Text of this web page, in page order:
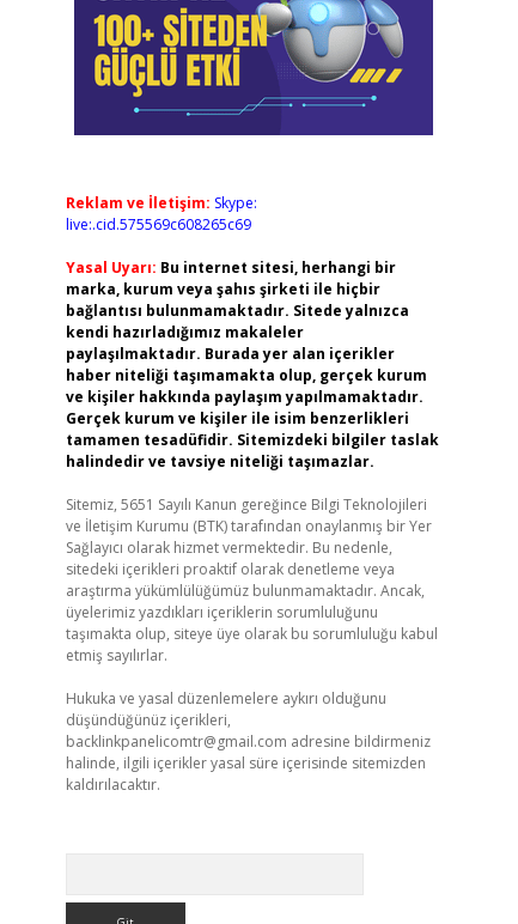
Reklam ve İletişim: Skype:
live:.cid.575569c608265c69
Yasal Uyarı: Bu internet sitesi, herhangi bir
marka, kurum veya şahıs şirketi ile hiçbir
bağlantısı bulunmamaktadır. Sitede yalnızca
kendi hazırladığımız makaleler
paylaşılmaktadır. Burada yer alan içerikler
haber niteliği taşımamakta olup, gerçek kurum
ve kişiler hakkında paylaşım yapılmamaktadır.
Gerçek kurum ve kişiler ile isim benzerlikleri
tamamen tesadüfidir. Sitemizdeki bilgiler taslak
halindedir ve tavsiye niteliği taşımazlar.
Sitemiz, 5651 Sayılı Kanun gereğince Bilgi Teknolojileri
ve İletişim Kurumu (BTK) tarafından onaylanmış bir Yer
Sağlayıcı olarak hizmet vermektedir. Bu nedenle,
sitedeki içerikleri proaktif olarak denetleme veya
araştırma yükümlülüğümüz bulunmamaktadır. Ancak,
üyelerimiz yazdıkları içeriklerin sorumluluğunu
taşımakta olup, siteye üye olarak bu sorumluluğu kabul
etmiş sayılırlar.
Hukuka ve yasal düzenlemelere aykırı olduğunu
düşündüğünüz içerikleri,
backlinkpanelicomtr@gmail.com adresine bildirmeniz
halinde, ilgili içerikler yasal süre içerisinde sitemizden
kaldırılacaktır.